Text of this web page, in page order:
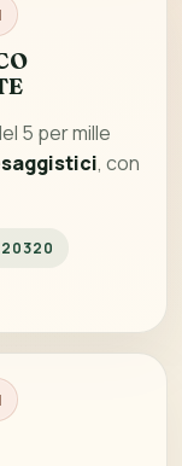
5 per mille
, con